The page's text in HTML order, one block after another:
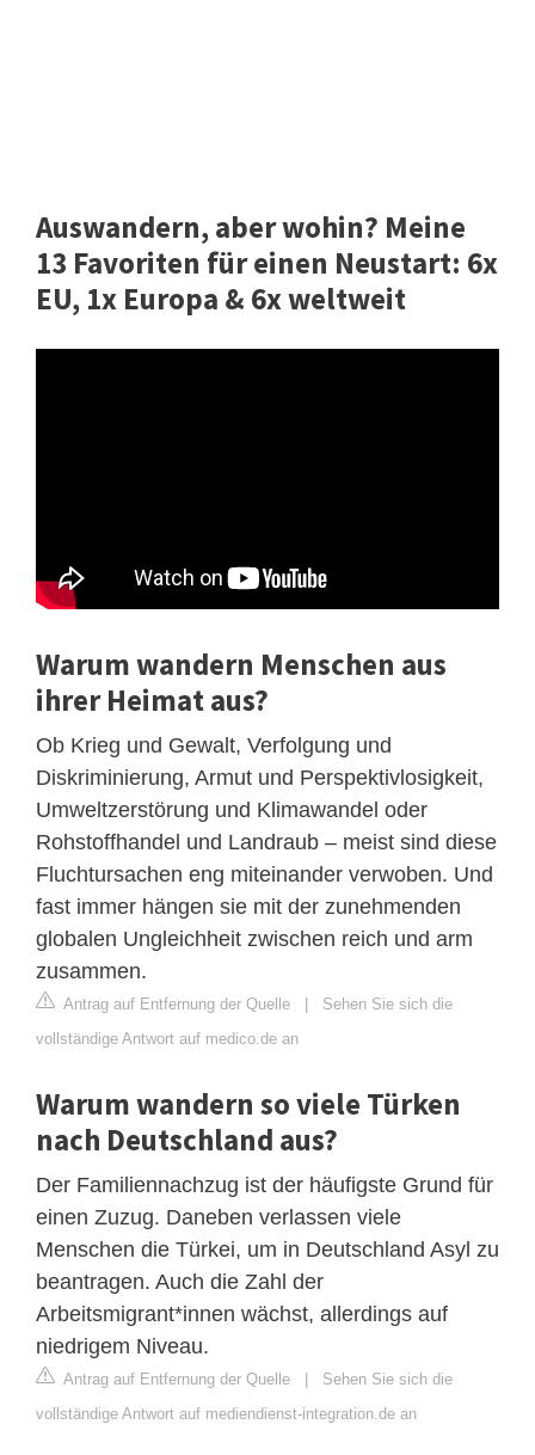
Auswandern, aber wohin? Meine
13 Favoriten für einen Neustart: 6x
EU, 1x Europa & 6x weltweit
Warum wandern Menschen aus
ihrer Heimat aus?
Ob Krieg und Gewalt, Verfolgung und
Diskriminierung, Armut und Perspektivlosigkeit,
Umweltzerstörung und Klimawandel oder
Rohstoffhandel und Landraub – meist sind diese
Fluchtursachen eng miteinander verwoben. Und
fast immer hängen sie mit der zunehmenden
globalen Ungleichheit zwischen reich und arm
zusammen.
Antrag auf Entfernung der Quelle | Sehen Sie sich die
vollständige Antwort auf medico.de an
Warum wandern so viele Türken
nach Deutschland aus?
Der Familiennachzug ist der häufigste Grund für
einen Zuzug. Daneben verlassen viele
Menschen die Türkei, um in Deutschland Asyl zu
beantragen. Auch die Zahl der
Arbeitsmigrant*innen wächst, allerdings auf
niedrigem Niveau.
Antrag auf Entfernung der Quelle | Sehen Sie sich die
vollständige Antwort auf mediendienst-integration.de an